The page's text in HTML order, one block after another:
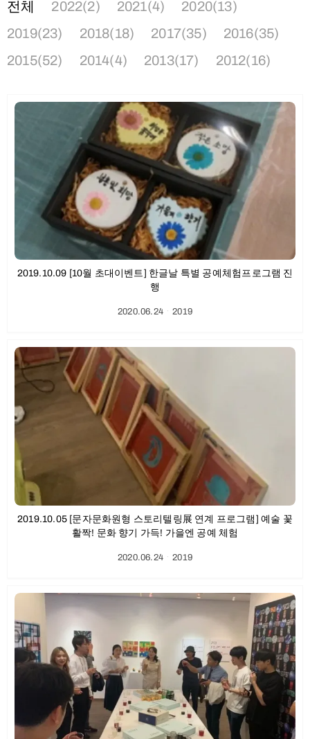
전체 2022(2) 2021(4)
2020(13)
2019(23)
2018(18) 2017(35)
2016(35)
2015(52)
2014(4) 2013(17) 2012(16)
2019.10.09 [10월 초대이벤트] 한글날 특별 공예체험프로그램 진
행
2020.06.24ㆍ2019
2019.10.05 [문자문화원형 스토리텔링展 연계 프로그램] 예술 꽃
활짝! 문화 향기 가득! 가을엔 공예 체험
2020.06.24ㆍ2019